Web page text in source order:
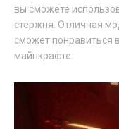
вы сможете
стержня. Отличная
сможет понравиться
майнкрафте.